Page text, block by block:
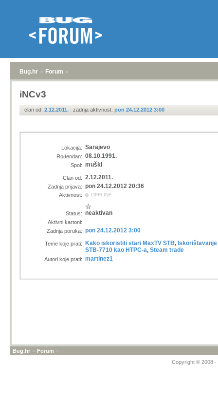
Bug.hr » Forum »
iNCv3
clan od: 2.12.2011. | zadnja aktivnost: pon 24.12.2012 3:00
Lokacija: Sarajevo
Rođendan: 08.10.1991.
Spol: muški
Clan od: 2.12.2011.
Zadnja prijava: pon 24.12.2012 20:36
Aktivnost: OFFLINE
Status: neaktivan
Aktivni kartoni:
Zadnja poruka: pon 24.12.2012 3:00
Teme koje prati: Kako iskoristiti stari MaxTV STB,
STB-7710 kao HTPC-a, Steam trade
Autori koje prati: martinez1
Bug.hr » Forum »
Copyright © 2008 -